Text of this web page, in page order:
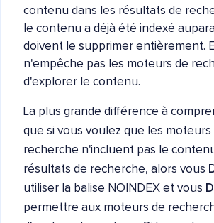
contenu dans les résultats de
le contenu a déjà été indexé
doivent le supprimer entièrement.
n'empêche pas les moteurs de
d'explorer le contenu.
La plus grande différence à
que si vous voulez que les moteurs
recherche n'incluent pas le
résultats de recherche, alors vous
utiliser la balise NOINDEX et vous
permettre aux moteurs de